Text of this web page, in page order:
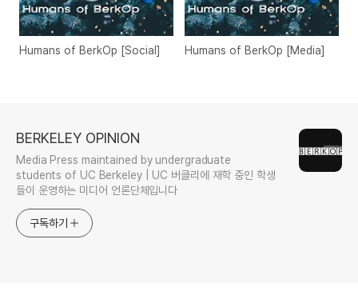
Humans of BerkOp [Social] Humans of BerkOp [Media]
BERKELEY OPINION
Media Press maintained by undergraduate
students of UC Berkeley | UC 버클리에 재학 중인 학생
들이 운영하는 미디어 언론단체입니다
구독하기